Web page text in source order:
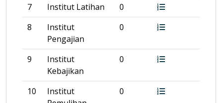
7 Institut Latihan
0
8
Institut
Pengajian
0
9
Institut
Kebajikan
0
10
Institut
0